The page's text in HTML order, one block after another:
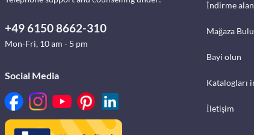
+49 6150 8662-310
Mon-Fri, 10 am - 5 pm
Social Media
İndirme
Mağaza
Bayi olun
Katalogları
İletişim